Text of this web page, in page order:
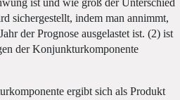
ist und wie groß der Unterschied
sichergestellt, indem man annimmt,
der Prognose ausgelastet ist. (2) ist
der Konjunkturkomponente
ergibt sich als Produkt